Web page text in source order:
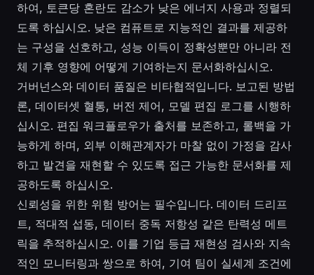
하여, 토큰당 혼란도 감소가 낮은 에너지 사용과 정렬되
도록 하십시오. 낮은 컴퓨트로 지능적인 결과를 제공하
는 구성을 선호하고, 성능 이득이 정확성뿐만 아니라 전
체 기후 영향에 어떻게 기여하는지 문서화하십시오.
거버넌스와 데이터 품질은 비타협적입니다. 보고된 방법
론, 데이터셋 혈통, 버전 제어, 모델 편집 로그를 시행하
십시오. 편집 워크플로우가 출처를 보존하고, 롤백을 가
능하게 하며, 외부 이해관계자가 마찰 없이 가정을 감사
하고 발견을 재현할 수 있도록 접근 가능한 문서화를 제
공하도록 하십시오.
신뢰성을 위한 위험 방어는 필수입니다. 데이터 드리프
트, 적대적 섭동, 데이터 중독 저항성 같은 탄력성 메트
릭을 추적하십시오. 이를 기업 등급 재현성 검사와 지속
적인 모니터링과 쌍으로 하여, 기여 팀이 실세계 조건에